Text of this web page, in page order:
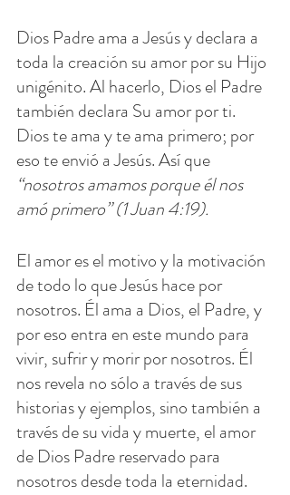
Dios Padre ama a Jesús y declara a
toda la creación su amor por su Hijo
unigénito. Al hacerlo, Dios el Padre
también declara Su amor por ti.
Dios te ama y te ama primero; por
eso te envió a Jesús. Así que
“nosotros amamos porque él nos
amó primero” (1 Juan 4:19).
El amor es el motivo y la motivación
de todo lo que Jesús hace por
nosotros. Él ama a Dios, el Padre, y
por eso entra en este mundo para
vivir, sufrir y morir por nosotros. Él
nos revela no sólo a través de sus
historias y ejemplos, sino también a
través de su vida y muerte, el amor
de Dios Padre reservado para
nosotros desde toda la eternidad.